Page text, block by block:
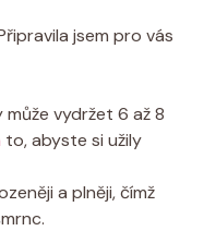
jsem pro vás
vydržet 6 až 8
to, abyste si užily
a plněji, čímž